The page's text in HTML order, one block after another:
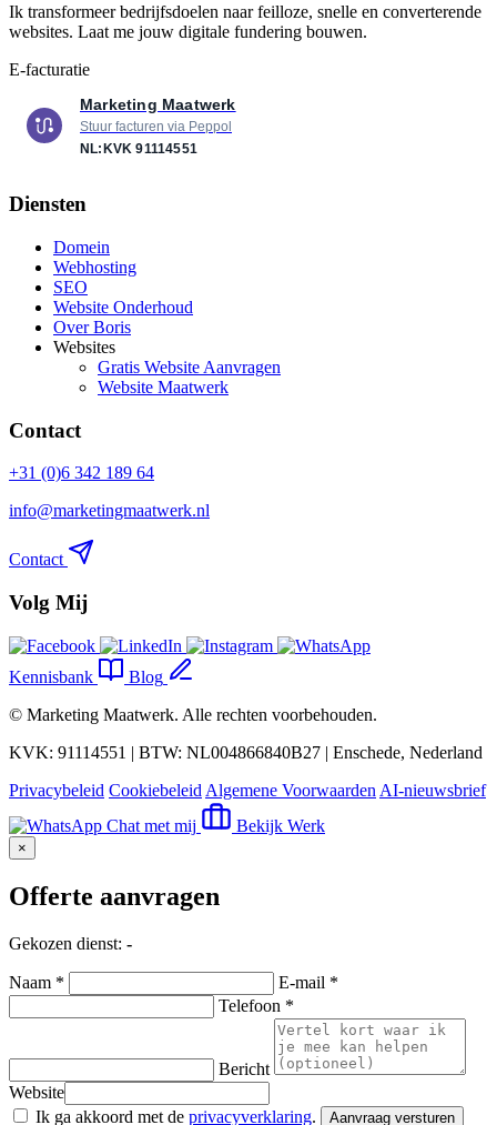
Ik transformeer bedrijfsdoelen naar feilloze, snelle en converterende
websites. Laat me jouw digitale fundering bouwen.
E-facturatie
Marketing Maatwerk
Stuur facturen via Peppol
NL:KVK 91114551
Diensten
Domein
Webhosting
SEO
Website Onderhoud
Over Boris
Websites
Gratis Website Aanvragen
Website Maatwerk
Contact
+31 (0)6 342 189 64
info@marketingmaatwerk.nl
Contact
Volg Mij
Kennisbank
Blog
© Marketing Maatwerk. Alle rechten voorbehouden.
KVK: 91114551 | BTW: NL004866840B27 | Enschede, Nederland
Privacybeleid Cookiebeleid Algemene Voorwaarden AI-nieuwsbrief
Chat met mij
Bekijk Werk
×
Offerte aanvragen
Gekozen dienst: -
Naam *
E-mail *
Telefoon *
Bericht
Website
Ik ga akkoord met de privacyverklaring. Aanvraag versturen